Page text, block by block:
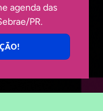
agenda das
PR.